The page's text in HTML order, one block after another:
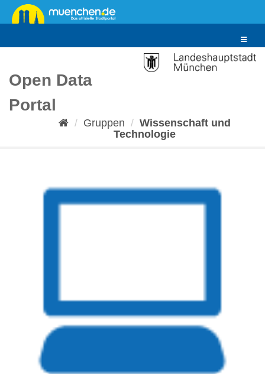
Überspringen
zum
Toggle
Open Data
Portal
Gruppen
Wissenschaft und
Technologie